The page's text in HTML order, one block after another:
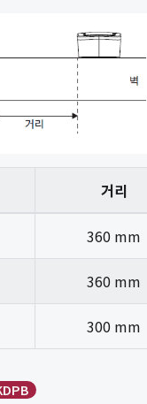
거리
360 mm
360 mm
300 mm